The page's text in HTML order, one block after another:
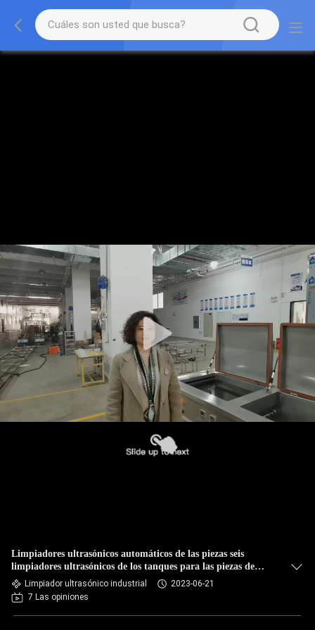
Limpiadores ultrasónicos automáticos de las piezas seis
limpiadores ultrasónicos de los tanques para las piezas de
automóvil
Limpiador ultrasónico industrial
2023-06-21
7 Las opiniones